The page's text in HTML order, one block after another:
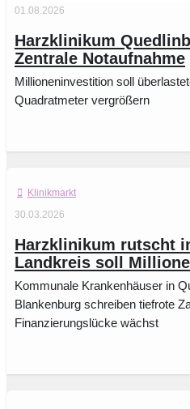
01.08.2026
Harzklinikum
Zentrale Notaufnahme
Millioneninvestition soll
Quadratmeter vergrößern
Klinikmarkt
30.03.2026
Harzklinikum rutscht
Landkreis soll
Kommunale Krankenhäuser in
Blankenburg schreiben tiefrote
Finanzierungslücke wächst